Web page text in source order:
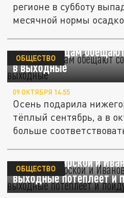
регионе в субботу
месячной нормы
Нижегородцам
в выходные
ОБЩЕСТВО
09 ОКТЯБРЯ 14:55
Осень подарила
тёплый сентябрь, а в
больше
Во Владимирской и
выходные потеплеет и
ОБЩЕСТВО